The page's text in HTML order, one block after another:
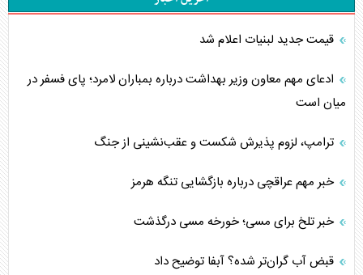
قیمت جدید لبنیات اعلام شد
ادعای مهم معاون وزیر بهداشت درباره بمباران لامرد؛ پای فسفر در
میان است
ترامپ، لزوم پذیرش شکست و عقب‌نشینی از جنگ
خبر مهم عراقچی درباره بازگشایی تنگه هرمز
خبر تلخ برای مسی؛ خورخه مسی درگذشت
قبض آب گران‌تر شده؟ آبفا توضیح داد